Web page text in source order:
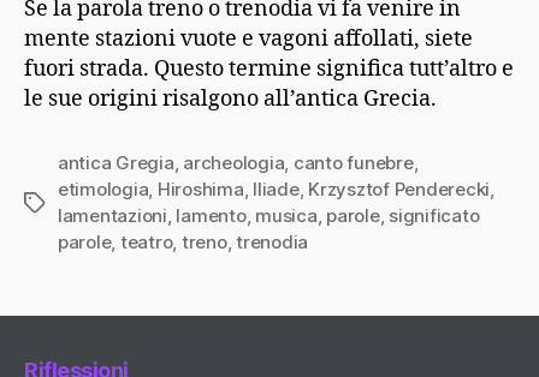
Se la parola treno o trenodia vi fa venire in
mente stazioni vuote e vagoni affollati, siete
fuori strada. Questo termine significa tutt’altro e
le sue origini risalgono all’antica Grecia.
Tag
antica Gregia, archeologia, canto funebre,
etimologia, Hiroshima, Iliade, Krzysztof Penderecki,
lamentazioni, lamento, musica, parole, significato
parole, teatro, treno,trenodia
Riflessioni